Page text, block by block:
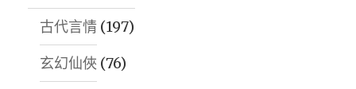
古代言情 (197)
玄幻仙俠 (76)